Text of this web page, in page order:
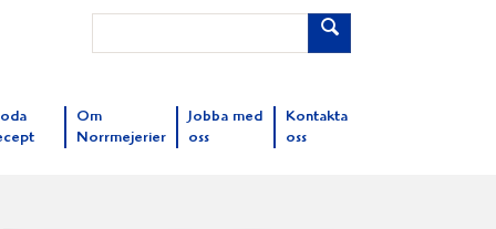
Om
Norrmejerier
Jobba med
oss
Kontakta
oss